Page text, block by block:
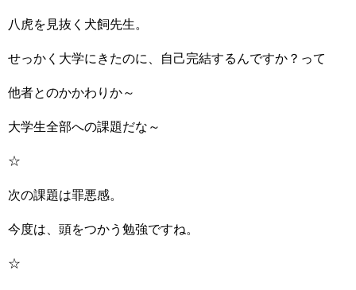
八虎を見抜く犬飼先生。
せっかく大学にきたのに、自己完結するんですか？って
他者とのかかわりか～
大学生全部への課題だな～
☆
次の課題は罪悪感。
今度は、頭をつかう勉強ですね。
☆